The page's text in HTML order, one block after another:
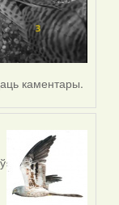
каментары.